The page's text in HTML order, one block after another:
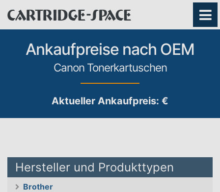
Ankaufpreise nach OEM
Canon Tonerkartuschen
Aktueller Ankaufpreis: €
Hersteller und Produkttypen
Brother